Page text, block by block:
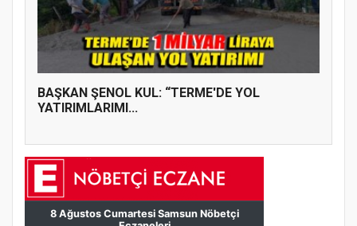
BAŞKAN ŞENOL KUL: “TERME'DE YOL
YATIRIMLARIMI...